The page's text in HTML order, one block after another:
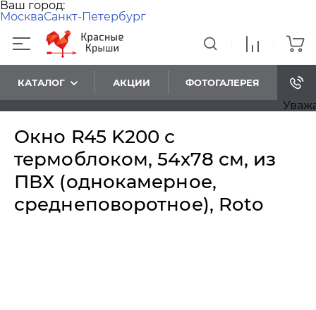
Ваш город:
МоскваСанкт-Петербург
КАТАЛОГ АКЦИИ ФОТОГАЛЕРЕЯ
Окно R45 K200 с
термоблоком, 54х78 см, из
ПВХ (однокамерное,
среднеповоротное), Roto